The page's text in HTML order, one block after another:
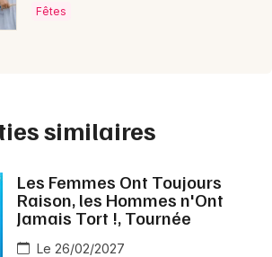
Fêtes
similaires
Les Femmes Ont Toujours
Raison, les Hommes n'Ont
Jamais Tort !, Tournée
Le 26/02/2027